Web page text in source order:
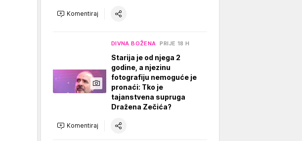
Komentiraj
DIVNA BOŽENA PRIJE 18 H
Starija je od njega 2
godine, a njezinu
fotografiju nemoguće je
pronaći: Tko je
tajanstvena supruga
Dražena Zečića?
Komentiraj